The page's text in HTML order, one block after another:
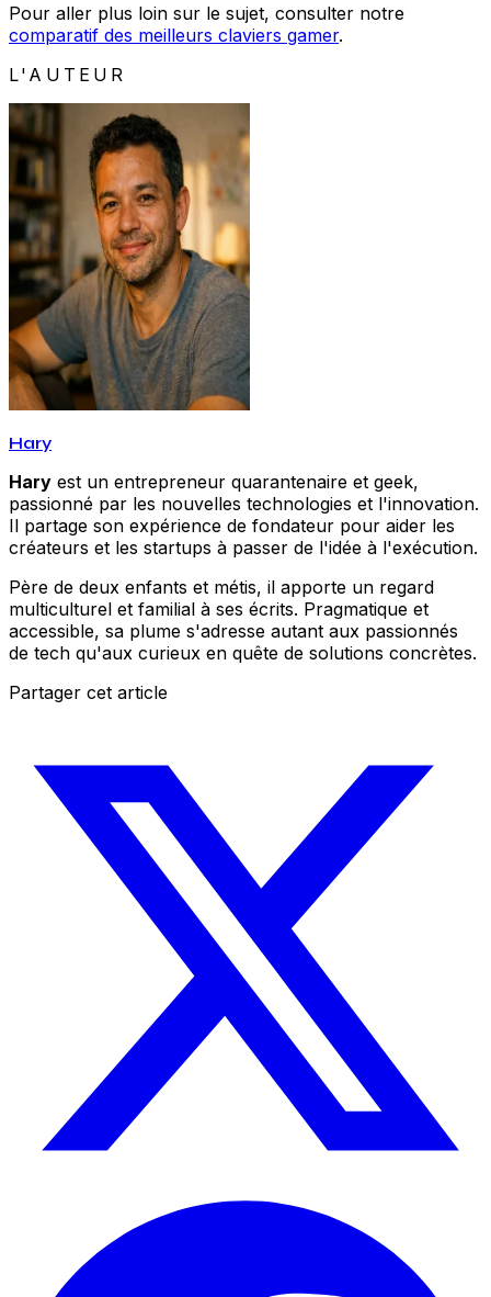
Pour aller plus loin sur le sujet, consulter notre
comparatif des meilleurs claviers gamer.
L'AUTEUR
Hary
Hary est un entrepreneur quarantenaire et geek,
passionné par les nouvelles technologies et l'innovation.
Il partage son expérience de fondateur pour aider les
créateurs et les startups à passer de l'idée à l'exécution.
Père de deux enfants et métis, il apporte un regard
multiculturel et familial à ses écrits. Pragmatique et
accessible, sa plume s'adresse autant aux passionnés
de tech qu'aux curieux en quête de solutions concrètes.
Partager cet article